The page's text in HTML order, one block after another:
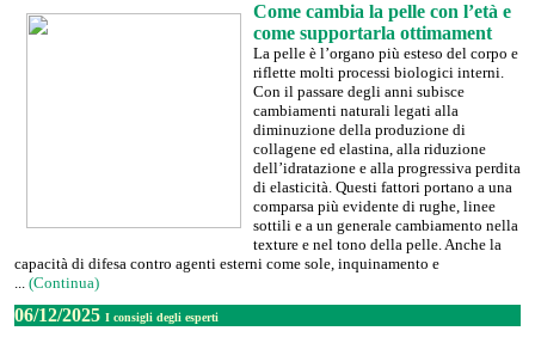
Come cambia la pelle con l’età e
come supportarla ottimament
La pelle è l’organo più esteso del corpo e
riflette molti processi biologici interni.
Con il passare degli anni subisce
cambiamenti naturali legati alla
diminuzione della produzione di
collagene ed elastina, alla riduzione
dell’idratazione e alla progressiva perdita
di elasticità. Questi fattori portano a una
comparsa più evidente di rughe, linee
sottili e a un generale cambiamento nella
texture e nel tono della pelle. Anche la
capacità di difesa contro agenti esterni come sole, inquinamento e
... (Continua)
06/12/2025 I consigli degli esperti